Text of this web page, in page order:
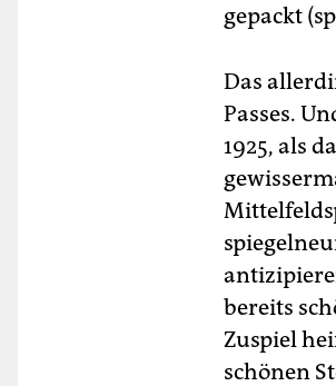
gepackt
Das
Passes.
1925, als
bereits
Zuspiel
schönen